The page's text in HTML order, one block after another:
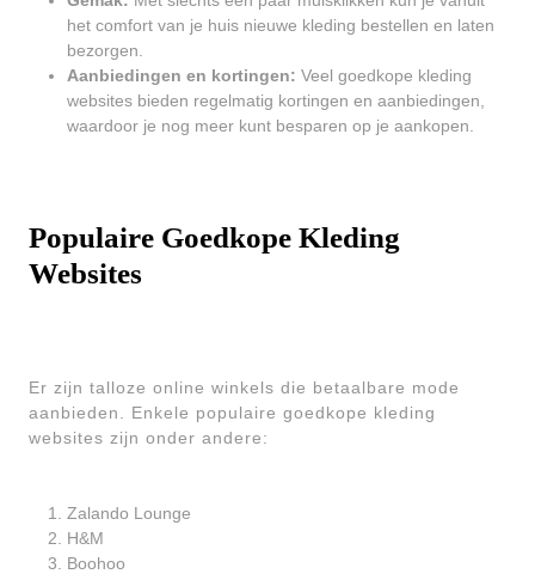
het comfort van je huis nieuwe kleding bestellen en laten
bezorgen.
Aanbiedingen en kortingen: Veel goedkope kleding
websites bieden regelmatig kortingen en aanbiedingen,
waardoor je nog meer kunt besparen op je aankopen.
Populaire Goedkope Kleding
Websites
Er zijn talloze online winkels die betaalbare mode
aanbieden. Enkele populaire goedkope kleding
websites zijn onder andere:
Zalando Lounge
H&M
Boohoo